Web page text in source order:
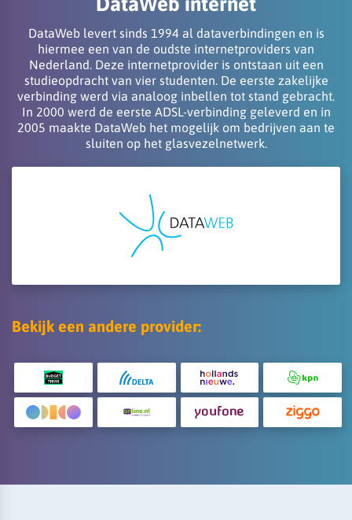
DataWeb levert sinds 1994 al dataverbindingen en is
hiermee een van de oudste internetproviders van
Nederland. Deze internetprovider is ontstaan uit een
studieopdracht van vier studenten. De eerste zakelijke
verbinding werd via analoog inbellen tot stand gebracht.
In 2000 werd de eerste ADSL-verbinding geleverd en in
2005 maakte DataWeb het mogelijk om bedrijven aan te
sluiten op het glasvezelnetwerk.
Bekijk een andere provider: